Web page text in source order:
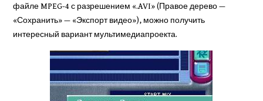
файле MPEG-4 с разрешением «.AVI» (Правое дерево —
«Сохранить» — «Экспорт ви­део»), можно получить
интересный вариант мультимедиапроекта.